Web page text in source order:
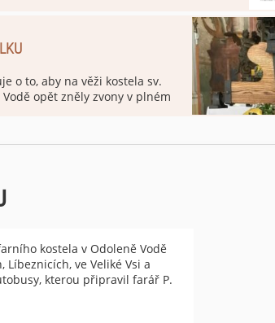
o to, aby na věži kostela sv.
opět zněly zvony v plném
přivezen jako náhrada jiný
kostela v Odoleně Vodě
ve Veliké Vsi a
kterou připravil farář P.